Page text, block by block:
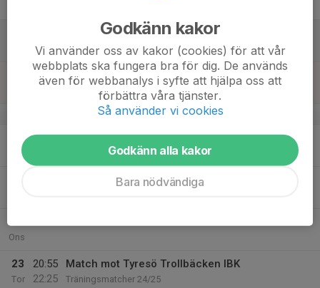
v.4
Mån
Träning Bagartorp
Ons
23
Tor
20:55
22:25
Match mot Tyresö Trollbäcken IBK
Träningsmatcher 24/25
Godkänn kakor
Vi använder oss av kakor (cookies) för att vår
webbplats ska fungera bra för dig. De används
även för webbanalys i syfte att hjälpa oss att
förbättra våra tjänster.
Så använder vi cookies
Godkänn alla kakor
Bara nödvändiga